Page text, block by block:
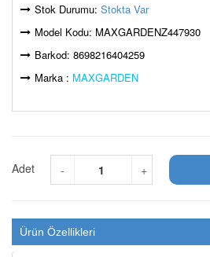
Stok Durumu: Stokta Var
Model Kodu: MAXGARDENZ447930
Barkod: 8698216404259
Marka : MAXGARDEN
Adet +
-
Ürün Özellikleri